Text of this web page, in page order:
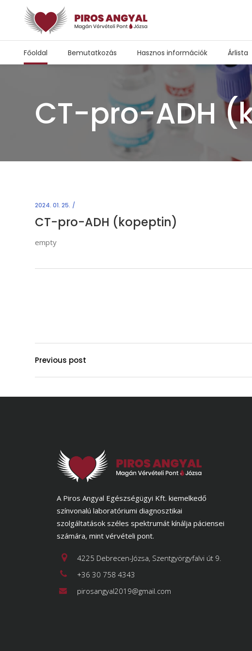
Főoldal Bemutatkozás Hasznos információk Árlista
CT-pro-ADH
2024. 01. 25.
CT-pro-ADH (kopeptin)
empty
Previous post
A Piros Angyal Egészségügyi Kft. kiemelkedő
színvonalú laboratóriumi diagnosztikai
szolgáltatások széles spektrumát kínálja páciensei
számára, mint vérvételi pont.
4225 Debrecen-Józsa, Szentgyörgyfalvi út 9.
+36 30 758 4343
pirosangyal2019@gmail.com